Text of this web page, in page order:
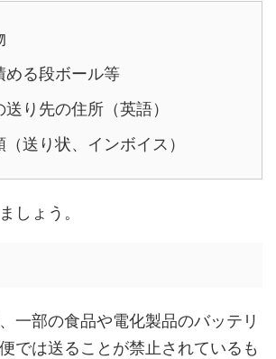
める段ボール等
り先の住所（英語）
送り状、インボイス）
しょう。
一部の食品や電化製品のバッテリ
では送ることが禁止されているも